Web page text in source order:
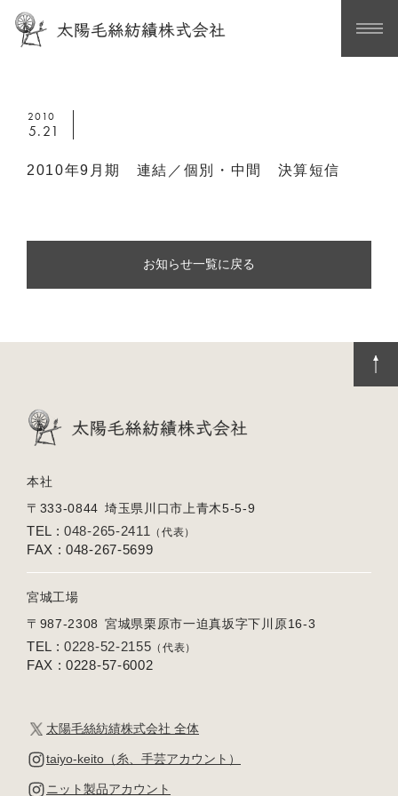
2010
5.21
2010年9月期 連結／個別・中間 決算短信
お知らせ一覧に戻る
本社
〒333-0844 埼玉県川口市上青木5-5-9
TEL :048-265-2411 （代表）
FAX : 048-267-5699
宮城工場
〒987-2308 宮城県栗原市一迫真坂字下川原16-3
TEL :0228-52-2155 （代表）
FAX : 0228-57-6002
太陽毛絲紡績株式会社 全体
taiyo-keito（糸、手芸アカウント）
ニット製品アカウント